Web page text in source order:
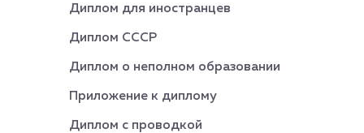
Диплом для иностранцев
Диплом СССР
Диплом о неполном образовании
Приложение к диплому
Диплом с проводкой